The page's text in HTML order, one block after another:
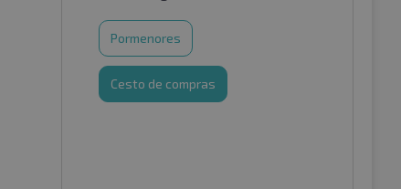
Pormenores
Cesto de compras